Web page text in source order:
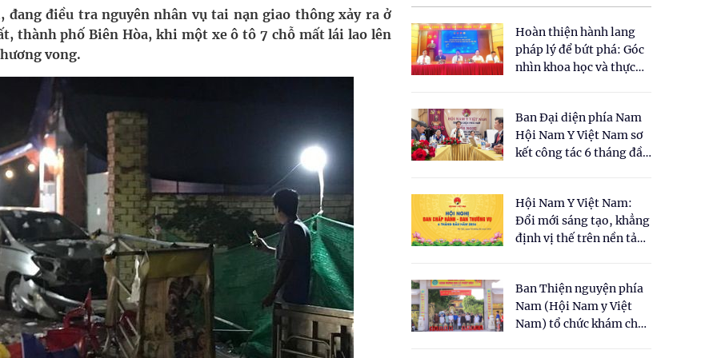
riêng 2026
vực cấp cứu, điều trị đột quỵ
lại khai thác vào ngày 19/8
Của Các Loài Nhân Sâm (Panax Spp.): Tổng
quốc
đang điều tra nguyên nhân vụ tai nạn giao thông xảy ra ở
thành phố Biên Hòa, khi một xe ô tô 7 chỗ mất lái lao lên
vong.
Hoàn thiện hành lang
pháp lý để bứt phá: Góc
nhìn khoa học và thực
cho Luật Y dược cổ
truyền Việt Nam"
Ban Đại diện phía Nam
Hội Nam Y Việt Nam sơ
kết công tác 6 tháng đầu
Hội Nam Y Việt Nam:
Đổi mới sáng tạo, khẳng
định vị thế trên nền tảng
Ban Thiện nguyện phía
Nam (Hội Nam y Việt
Nam) tổ chức khám chữa